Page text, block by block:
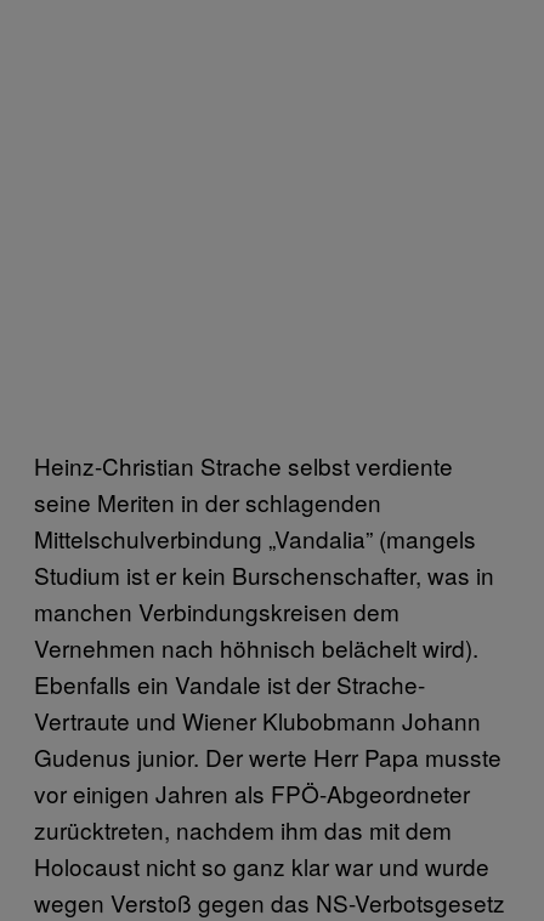
Heinz-Christian Strache selbst verdiente
seine Meriten in der schlagenden
Mittelschulverbindung „Vandalia” (mangels
Studium ist er kein Burschenschafter, was in
manchen Verbindungskreisen dem
Vernehmen nach höhnisch belächelt wird).
Ebenfalls ein Vandale ist der Strache-
Vertraute und Wiener Klubobmann Johann
Gudenus junior. Der werte Herr Papa musste
vor einigen Jahren als FPÖ-Abgeordneter
zurücktreten, nachdem ihm das mit dem
Holocaust nicht so ganz klar war und wurde
wegen Verstoß gegen das NS-Verbotsgesetz